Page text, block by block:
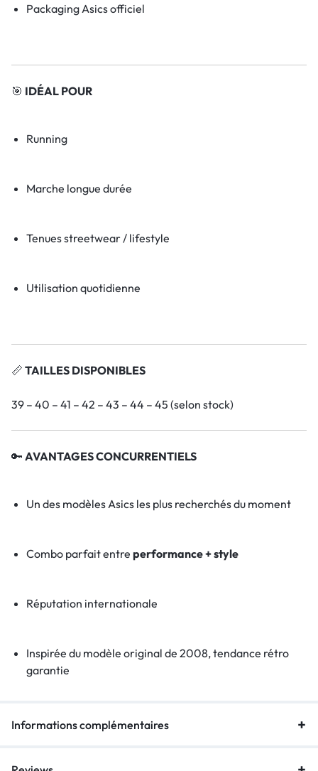
Packaging Asics officiel
🎯 IDÉAL POUR
Running
Marche longue durée
Tenues streetwear / lifestyle
Utilisation quotidienne
📏 TAILLES DISPONIBLES
39 – 40 – 41 – 42 – 43 – 44 – 45 (selon stock)
🔑 AVANTAGES CONCURRENTIELS
Un des modèles Asics les plus recherchés du moment
Combo parfait entre performance + style
Réputation internationale
Inspirée du modèle original de 2008, tendance rétro
garantie
Informations complémentaires